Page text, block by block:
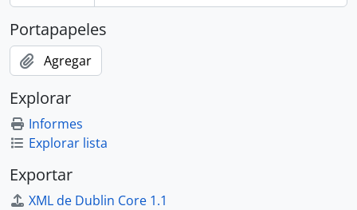
Portapapeles
Agregar
Explorar
Informes
Explorar lista
Exportar
XML de Dublin Core 1.1